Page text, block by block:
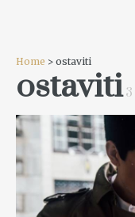
Home > ostaviti
ostaviti3